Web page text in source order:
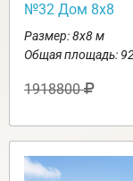
№32 Дом 8х8
Размер: 8х8 м
Общая площадь:
1918800